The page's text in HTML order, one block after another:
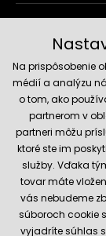
Spoľahlivý
Na prispôsobenie
médií a analýzu
o tom, ako
partnerom v
partneri môžu
ktoré ste im
služby. Vďaka
tovar máte
vás nebudeme
súboroch cookie
vyjadríte súhlas